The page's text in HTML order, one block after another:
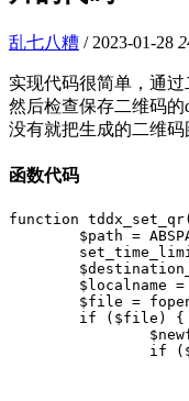
乱七八糟 / 2023-01-28
实现代码很简单，通过
然后检查保存二维码的
没有就把生成的二维码
函数代码
function